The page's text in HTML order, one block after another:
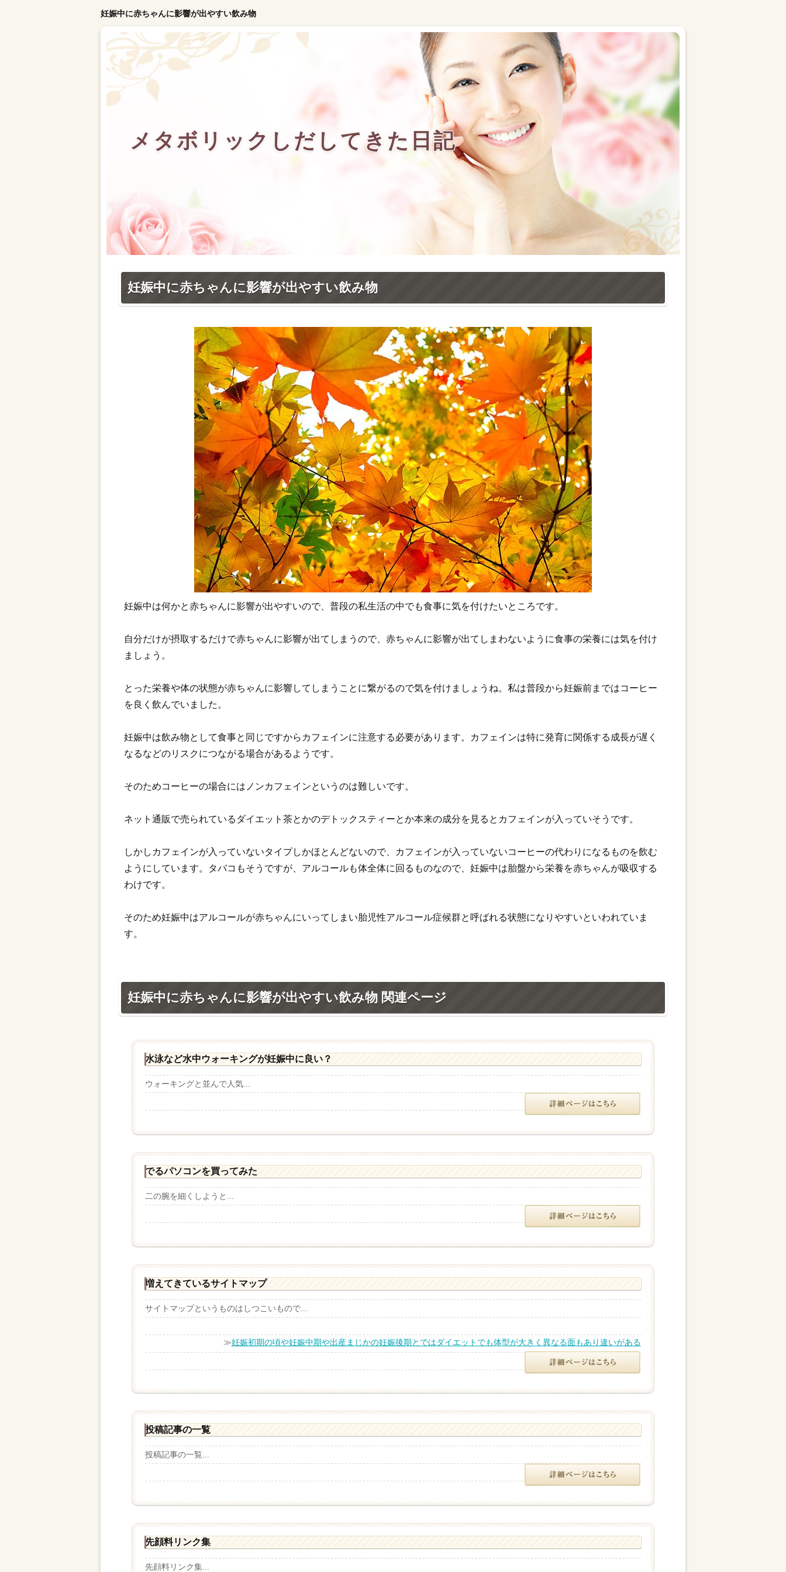
妊娠中に赤ちゃんに影響が出やすい飲み物
メタボリックしだしてきた日記
妊娠中に赤ちゃんに影響が出やすい飲み物
妊娠中は何かと赤ちゃんに影響が出やすいので、普段の私生活の中でも食事に気を付けたいところです。
自分だけが摂取するだけで赤ちゃんに影響が出てしまうので、赤ちゃんに影響が出てしまわないように食事の栄養には気を付け
ましょう。
とった栄養や体の状態が赤ちゃんに影響してしまうことに繋がるので気を付けましょうね。私は普段から妊娠前まではコーヒー
を良く飲んでいました。
妊娠中は飲み物として食事と同じですからカフェインに注意する必要があります。カフェインは特に発育に関係する成長が遅く
なるなどのリスクにつながる場合があるようです。
そのためコーヒーの場合にはノンカフェインというのは難しいです。
ネット通販で売られているダイエット茶とかのデトックスティーとか本来の成分を見るとカフェインが入っていそうです。
しかしカフェインが入っていないタイプしかほとんどないので、カフェインが入っていないコーヒーの代わりになるものを飲む
ようにしています。タバコもそうですが、アルコールも体全体に回るものなので、妊娠中は胎盤から栄養を赤ちゃんが吸収する
わけです。
そのため妊娠中はアルコールが赤ちゃんにいってしまい胎児性アルコール症候群と呼ばれる状態になりやすいといわれていま
す。
妊娠中に赤ちゃんに影響が出やすい飲み物 関連ページ
水泳など水中ウォーキングが妊娠中に良い？
ウォーキングと並んで人気...
でるパソコンを買ってみた
二の腕を細くしようと...
増えてきているサイトマップ
サイトマップというものはしつこいもので...
≫妊娠初期の頃や妊娠中期や出産まじかの妊娠後期とではダイエットでも体型が大きく異なる面もあり違いがある
投稿記事の一覧
投稿記事の一覧...
先顔料リンク集
先顔料リンク集...